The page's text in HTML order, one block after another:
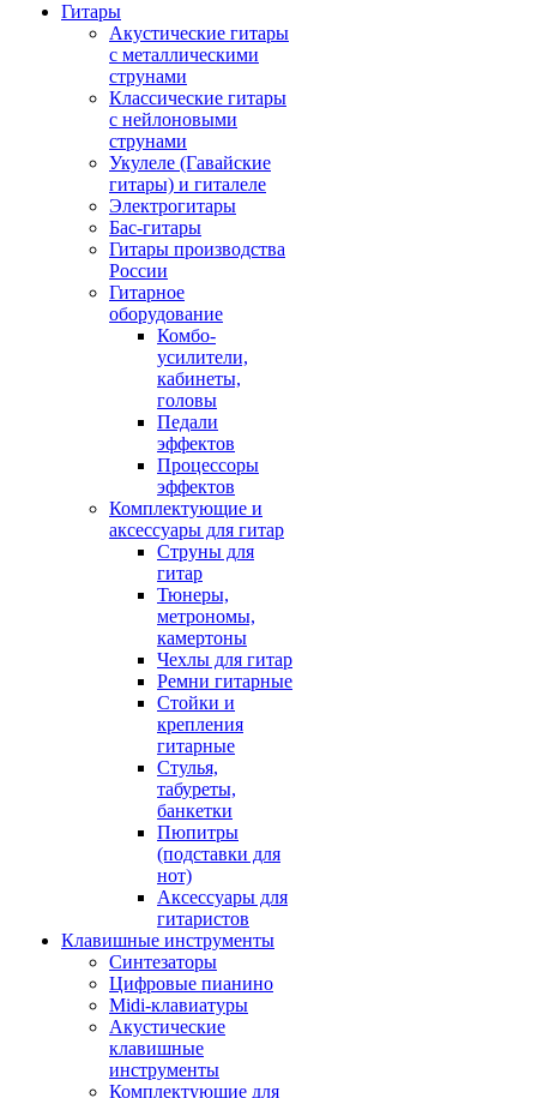
Гитары
Акустические гитары
с металлическими
струнами
Классические гитары
с нейлоновыми
струнами
Укулеле (Гавайские
гитары) и гиталеле
Электрогитары
Бас-гитары
Гитары производства
России
Гитарное
оборудование
Комбо-
усилители,
кабинеты,
головы
Педали
эффектов
Процессоры
эффектов
Комплектующие и
аксессуары для гитар
Струны для
гитар
Тюнеры,
метрономы,
камертоны
Чехлы для гитар
Ремни гитарные
Стойки и
крепления
гитарные
Стулья,
табуреты,
банкетки
Пюпитры
(подставки для
нот)
Аксессуары для
гитаристов
Клавишные инструменты
Синтезаторы
Цифровые пианино
Midi-клавиатуры
Акустические
клавишные
инструменты
Комплектующие для